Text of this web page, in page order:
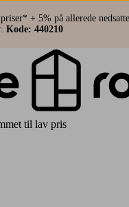
+ 5% på allerede
Kode: 440210
til lav pris